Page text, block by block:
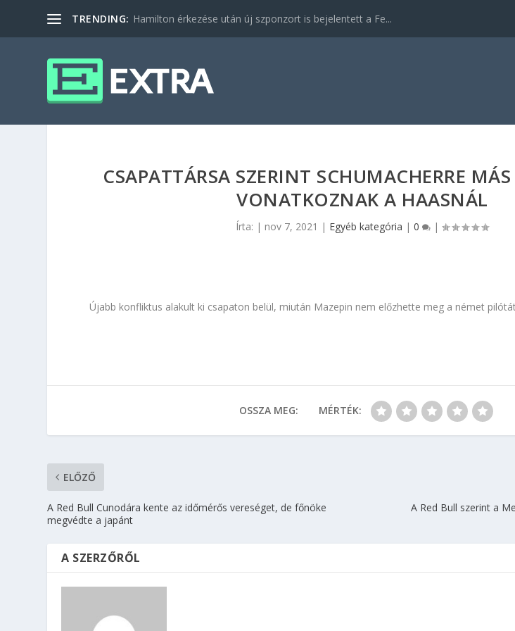
TRENDING: Hamilton érkezése után új szponzort is bejelentett a Fe...
CSAPATTÁRSA SZERINT SCHUMACHERRE
VONATKOZNAK A HAASNÁL
Írta: | nov 7, 2021 | Egyéb kategória |0 |
Újabb konfliktus alakult ki csapaton belül, miután Mazepin nem előzhette meg a német
OSSZA MEG: MÉRTÉK:
ELŐZŐ
A Red Bull Cunodára kente az időmérős vereséget, de főnöke
megvédte a japánt
A Red Bull szerint a
A SZERZŐRŐL